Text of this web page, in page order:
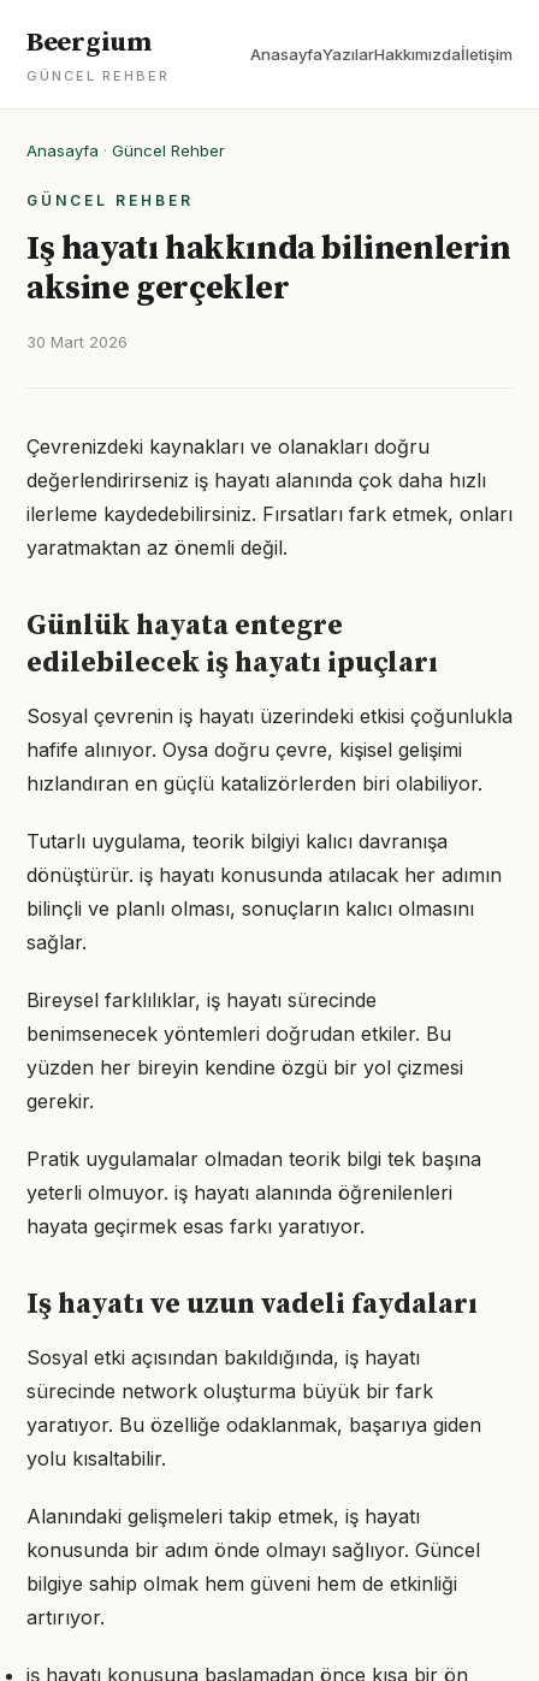
Beergium
GÜNCEL REHBER
AnasayfaYazılarHakkımızdaİletişim
Anasayfa · Güncel Rehber
GÜNCEL REHBER
Iş hayatı hakkında bilinenlerin
aksine gerçekler
30 Mart 2026
Çevrenizdeki kaynakları ve olanakları doğru
değerlendirirseniz iş hayatı alanında çok daha hızlı
ilerleme kaydedebilirsiniz. Fırsatları fark etmek, onları
yaratmaktan az önemli değil.
Günlük hayata entegre
edilebilecek iş hayatı ipuçları
Sosyal çevrenin iş hayatı üzerindeki etkisi çoğunlukla
hafife alınıyor. Oysa doğru çevre, kişisel gelişimi
hızlandıran en güçlü katalizörlerden biri olabiliyor.
Tutarlı uygulama, teorik bilgiyi kalıcı davranışa
dönüştürür. iş hayatı konusunda atılacak her adımın
bilinçli ve planlı olması, sonuçların kalıcı olmasını
sağlar.
Bireysel farklılıklar, iş hayatı sürecinde
benimsenecek yöntemleri doğrudan etkiler. Bu
yüzden her bireyin kendine özgü bir yol çizmesi
gerekir.
Pratik uygulamalar olmadan teorik bilgi tek başına
yeterli olmuyor. iş hayatı alanında öğrenilenleri
hayata geçirmek esas farkı yaratıyor.
Iş hayatı ve uzun vadeli faydaları
Sosyal etki açısından bakıldığında, iş hayatı
sürecinde network oluşturma büyük bir fark
yaratıyor. Bu özelliğe odaklanmak, başarıya giden
yolu kısaltabilir.
Alanındaki gelişmeleri takip etmek, iş hayatı
konusunda bir adım önde olmayı sağlıyor. Güncel
bilgiye sahip olmak hem güveni hem de etkinliği
artırıyor.
iş hayatı konusuna başlamadan önce kısa bir ön